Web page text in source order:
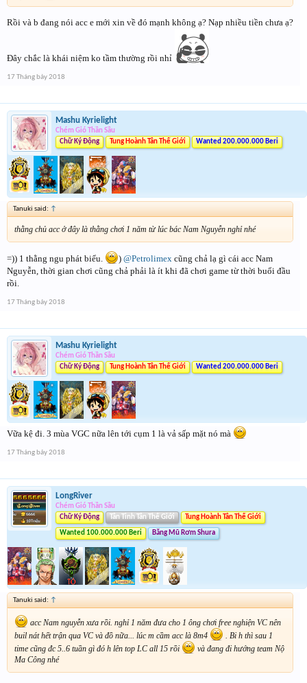
Rồi và b đang nói acc e mới xin về đó mạnh không ạ? Nạp nhiều tiền chưa ạ?
Đây chắc là khái niệm ko tầm thường rồi nhỉ
17 Tháng bảy 2018
Mashu Kyrielight
Chém Gió Thần Sầu
Chữ Ký Động
Tung Hoành Tân Thế Giới Wanted 200.000.000 Beri
Tanuki said: ↑
thằng chủ acc ở đây là thằng chơi 1 năm từ lúc bác Nam Nguyễn nghỉ nhé
=)) 1 thằng ngu phát biểu. ) @Petrolimex cũng chả lạ gì cái acc Nam
Nguyễn, thời gian chơi cũng chả phải là ít khi đã chơi game từ thời buổi đầu
rồi.
17 Tháng bảy 2018
Mashu Kyrielight
Chém Gió Thần Sầu
Chữ Ký Động
Tung Hoành Tân Thế Giới Wanted 200.000.000 Beri
Vữa kệ đi. 3 mùa VGC nữa lên tới cụm 1 là vả sấp mặt nó mà
17 Tháng bảy 2018
LongRiver
Chém Gió Thần Sầu
Chữ Ký Động
Tân Tinh Tân Thế Giới Tung Hoành Tân Thế Giới
Wanted 100.000.000 Beri Băng Mũ Rơm Shura
Tanuki said: ↑
acc Nam nguyễn xưa rồi. nghỉ 1 năm đưa cho 1 ông chơi free nghiện VC nên
buil nát hết trận qua VC và đồ nữa... lúc m cầm acc là 8m4
. Bi h thì sau 1
time cũng đc 5..6 tuần gì đó h lên top LC all 15 rồi
và đang đi hướng team Nộ
Ma Công nhé